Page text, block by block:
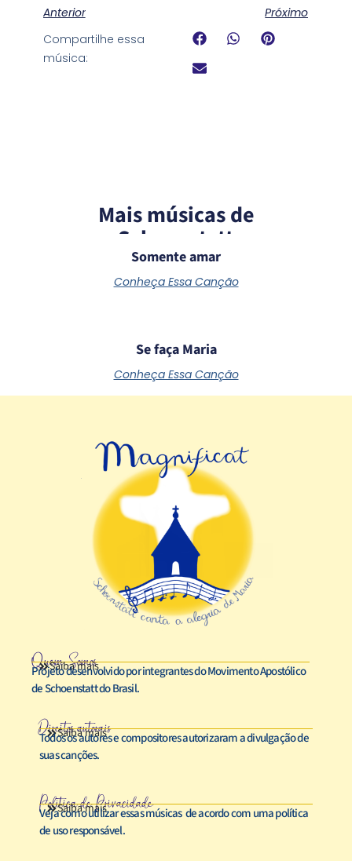
Anterior
Próximo
Compartilhe essa
música:
Mais músicas de
Schoenstatt
Somente amar
Conheça Essa Canção
Se faça Maria
Conheça Essa Canção
Quem Somos
Saiba mais
Projeto desenvolvido por integrantes do Movimento Apostólico
de Schoenstatt do Brasil.
Direitos autorais
Saiba mais
Todos os autores e compositores autorizaram a divulgação de
suas canções.
Política de Privacidade
Saiba mais
Veja como utilizar essas músicas de acordo com uma política
de uso responsável.